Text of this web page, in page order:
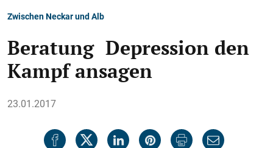
Zwischen Neckar und Alb
Beratung Depression den
Kampf ansagen
23.01.2017